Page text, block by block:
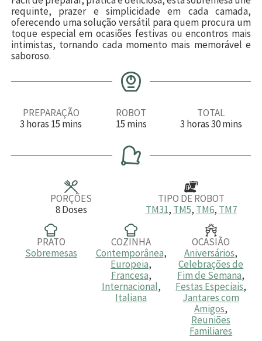
requinte, prazer e simplicidade em cada camada,
oferecendo uma solução versátil para quem procura um
toque especial em ocasiões festivas ou encontros mais
intimistas, tornando cada momento mais memorável e
saboroso.
PREPARAÇÃO
3 h
a
horas 15 m
u
mins
ROBOT
15m
n
u
t
mins
TOTAL
3h
a
horas30m
u
mins
PORÇÕES
8 Doses
TIPO DE ROBOT
TM31, TM5, TM6, TM7
PRATO
Sobremesas
COZINHA
Contemporânea,
Europeia,
Francesa,
Internacional,
Italiana
OCASIÃO
Aniversários,
Celebrações de
Fim de Semana,
Festas Especiais,
Jantares com
Amigos,
Reuniões
Familiares